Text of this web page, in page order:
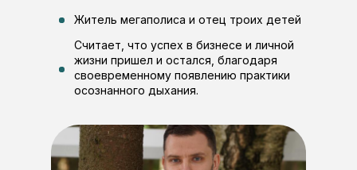
Житель мегаполиса и отец троих детей
Считает, что успех в бизнесе и личной
жизни пришел и остался, благодаря
своевременному появлению практики
осознанного дыхания.